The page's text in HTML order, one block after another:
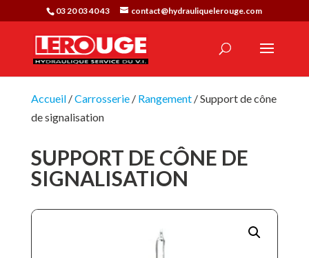
03 20 03 40 43 contact@hydrauliquelerouge.com
Accueil/Carrosserie/ Rangement/ Support de cône
de signalisation
SUPPORT DE CÔNE DE
SIGNALISATION